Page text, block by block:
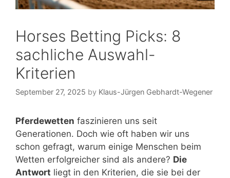
Horses Betting Picks: 8
sachliche Auswahl-
Kriterien
September 27, 2025 by Klaus-Jürgen Gebhardt-Wegener
Pferdewetten faszinieren uns seit
Generationen. Doch wie oft haben wir uns
schon gefragt, warum einige Menschen beim
Wetten erfolgreicher sind als andere? Die
Antwort liegt in den Kriterien, die sie bei der